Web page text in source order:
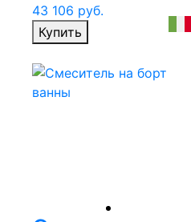
43 106 руб.
Купить